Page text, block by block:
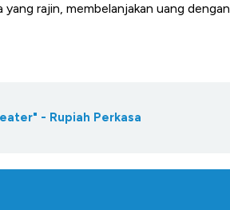
rajin, membelanjakan uang dengan
- Rupiah Perkasa